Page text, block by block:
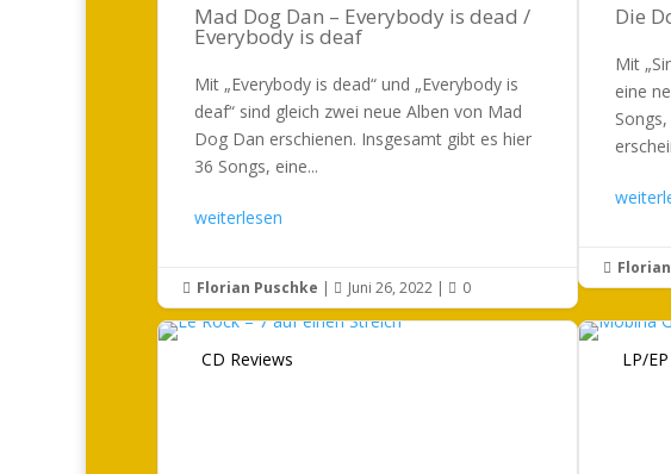
Mad Dog Dan – Everybody is dead /
Everybody is deaf
Mit „Everybody is dead“ und „Everybody is
deaf“ sind gleich zwei neue Alben von Mad
Dog Dan erschienen. Insgesamt gibt es hier
36 Songs, eine...
weiterlesen
 Florian Puschke |  Juni 26, 2022 |  0
Die
Mit
eine

CD Reviews LP/